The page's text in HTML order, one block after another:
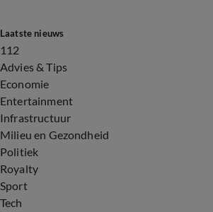
Laatste nieuws
112
Advies & Tips
Economie
Entertainment
Infrastructuur
Milieu en Gezondheid
Politiek
Royalty
Sport
Tech